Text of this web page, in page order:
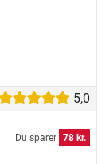
5,0
Du sparer 78 kr.